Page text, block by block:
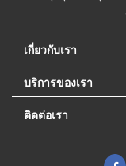
เกี่ยวกับเรา
บริการของเรา
ติดต่อเรา